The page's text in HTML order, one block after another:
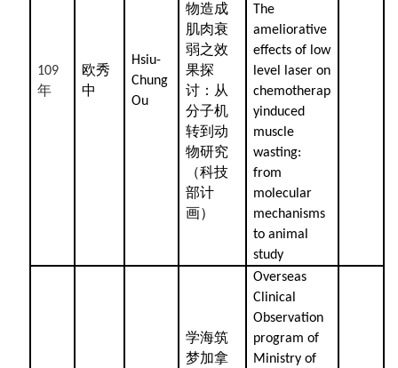
109
年
欧秀
中
Hsiu-
Chung
Ou
物造成
肌肉衰
弱之效
果探
讨：从
分子机
转到动
物研究
（科技
部计
画）
The
ameliorative
effects of low
level laser on
chemotherap
yinduced
muscle
wasting:
from
molecular
mechanisms
to animal
study
学海筑
梦加拿
Overseas
Clinical
Observation
program of
Ministry of